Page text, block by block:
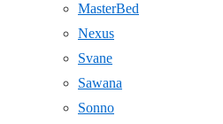
MasterBed
Nexus
Svane
Sawana
Sonno